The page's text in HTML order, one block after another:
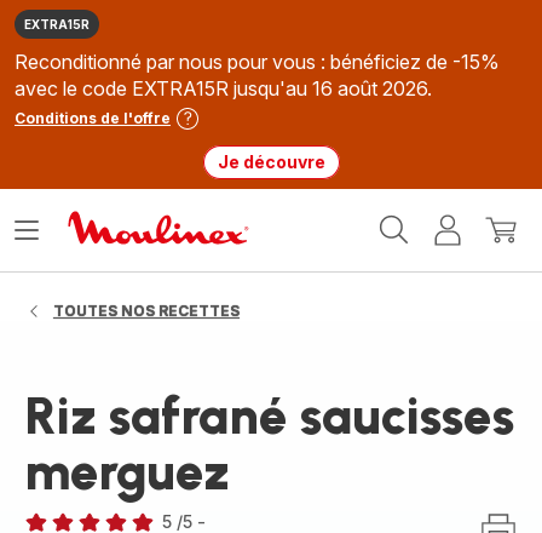
EXTRA15R
Reconditionné par nous pour vous : bénéficiez de -15%
avec le code EXTRA15R jusqu'au 16 août 2026.
Conditions de l'offre
Je découvre
MonMon
Ouvrir
TOUTES NOS RECETTES
Riz safrané saucisses
merguez
5 /5 -